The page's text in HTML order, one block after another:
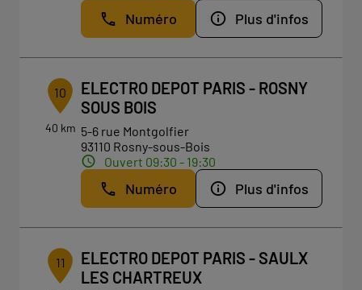
Numéro Plus d'infos
10
40 km
ELECTRO DEPOT PARIS - ROSNY
SOUS BOIS
5-6 rue Montgolfier
93110 Rosny-sous-Bois
Ouvert 09:30 - 19:30
Numéro Plus d'infos
11
ELECTRO DEPOT PARIS - SAULX
LES CHARTREUX